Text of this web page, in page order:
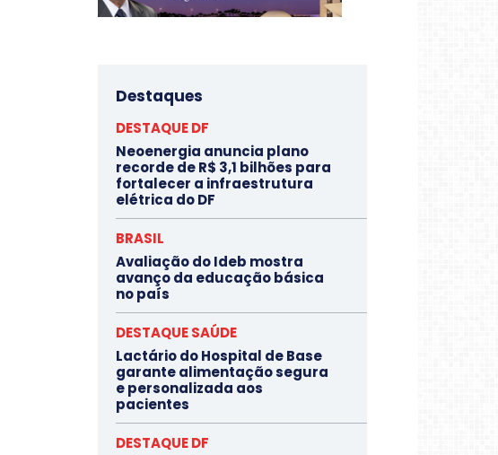
Destaques
DESTAQUE DF
Neoenergia anuncia plano
recorde de R$ 3,1 bilhões para
fortalecer a infraestrutura
elétrica do DF
BRASIL
Avaliação do Ideb mostra
avanço da educação básica
no país
DESTAQUE SAÚDE
Lactário do Hospital de Base
garante alimentação segura
e personalizada aos
pacientes
DESTAQUE DF